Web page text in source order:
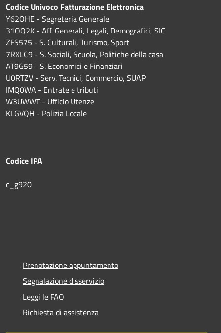
Codice Univoco Fatturazione Elettronica
Y62OHE - Segreteria Generale
31OQ2K - Aff. Generali, Legali, Demografici, SIC
ZFS575 - S. Culturali, Turismo, Sport
7RXLC9 - S. Sociali, Scuola, Politiche della casa
AT9G59 - S. Economici e Finanziari
U0RTZV - Serv. Tecnici, Commercio, SUAP
IMQ0WA - Entrate e tributi
W3UWWT - Ufficio Utenze
KLGVQH - Polizia Locale
Codice IPA
c_g920
Prenotazione appuntamento
Segnalazione disservizio
Leggi le FAQ
Richiesta di assistenza